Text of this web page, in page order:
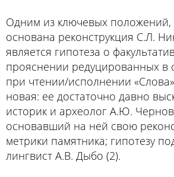
Одним из ключевых положений,
основана реконструкция С.Л.
является гипотеза о
прояснении редуцированных в
при чтении/исполнении
новая: ее достаточно давно
историк и археолог А.Ю.
основавший на ней свою
метрики памятника; гипотезу
лингвист А.В. Дыбо (2).